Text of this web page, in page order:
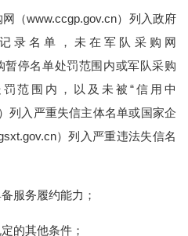
网（www.ccgp.gov.cn）列入政府
录名单，未在军队采购网
暂停名单处罚范围内或军队采购
范围内，以及未被“信用中
列入严重失信主体名单或国家企
）列入严重违法失信名
服务履约能力；
的其他条件；